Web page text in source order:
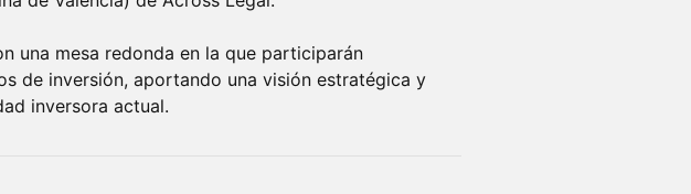
una mesa redonda en la que participarán
de inversión, aportando una visión estratégica y
inversora actual.